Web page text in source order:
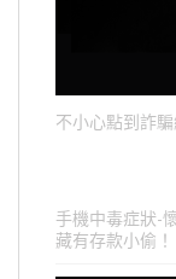
不小心點到詐
手機中毒症狀-
藏有存款小偷！